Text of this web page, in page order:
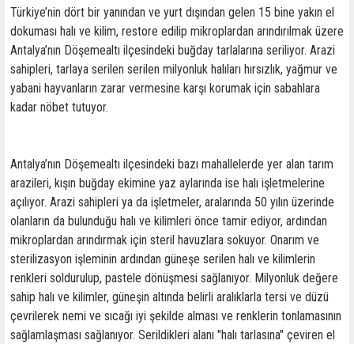
Türkiye’nin dört bir yanından ve yurt dışından gelen 15 bine yakın el
dokuması halı ve kilim, restore edilip mikroplardan arındırılmak üzere
Antalya’nın Döşemealtı ilçesindeki buğday tarlalarına seriliyor. Arazi
sahipleri, tarlaya serilen serilen milyonluk halıları hırsızlık, yağmur ve
yabani hayvanların zarar vermesine karşı korumak için sabahlara
kadar nöbet tutuyor.
Antalya’nın Döşemealtı ilçesindeki bazı mahallelerde yer alan tarım
arazileri, kışın buğday ekimine yaz aylarında ise halı işletmelerine
açılıyor. Arazi sahipleri ya da işletmeler, aralarında 50 yılın üzerinde
olanların da bulunduğu halı ve kilimleri önce tamir ediyor, ardından
mikroplardan arındırmak için steril havuzlara sokuyor. Onarım ve
sterilizasyon işleminin ardından güneşe serilen halı ve kilimlerin
renkleri soldurulup, pastele dönüşmesi sağlanıyor. Milyonluk değere
sahip halı ve kilimler, güneşin altında belirli aralıklarla tersi ve düzü
çevrilerek nemi ve sıcağı iyi şekilde alması ve renklerin tonlamasının
sağlamlaşması sağlanıyor. Serildikleri alanı "halı tarlasına" çeviren el